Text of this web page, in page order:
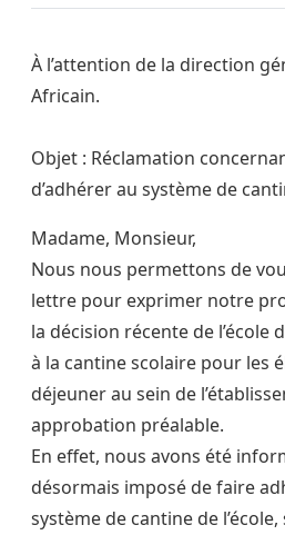
À l’attention de la direction
Africain.
Objet : Réclamation
d’adhérer au système de
Madame, Monsieur,
Nous nous permettons de
lettre pour exprimer notre
la décision récente de l’école
à la cantine scolaire pour les
déjeuner au sein de
approbation préalable.
En effet, nous avons été
désormais imposé de faire
système de cantine de